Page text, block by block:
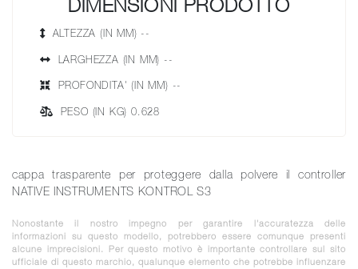
DIMENSIONI PRODOTTO
ALTEZZA (IN MM) --
LARGHEZZA (IN MM) --
PROFONDITA' (IN MM) --
PESO (IN KG) 0.628
cappa trasparente per proteggere dalla polvere il controller
NATIVE INSTRUMENTS KONTROL S3
Nonostante il nostro impegno per garantire l'accuratezza delle
informazioni su questo modello, potrebbero essere comunque presenti
alcune imprecisioni. Per questo motivo è importante controllare sul sito
ufficiale di questo marchio, qualunque elemento che potrebbe influenzare